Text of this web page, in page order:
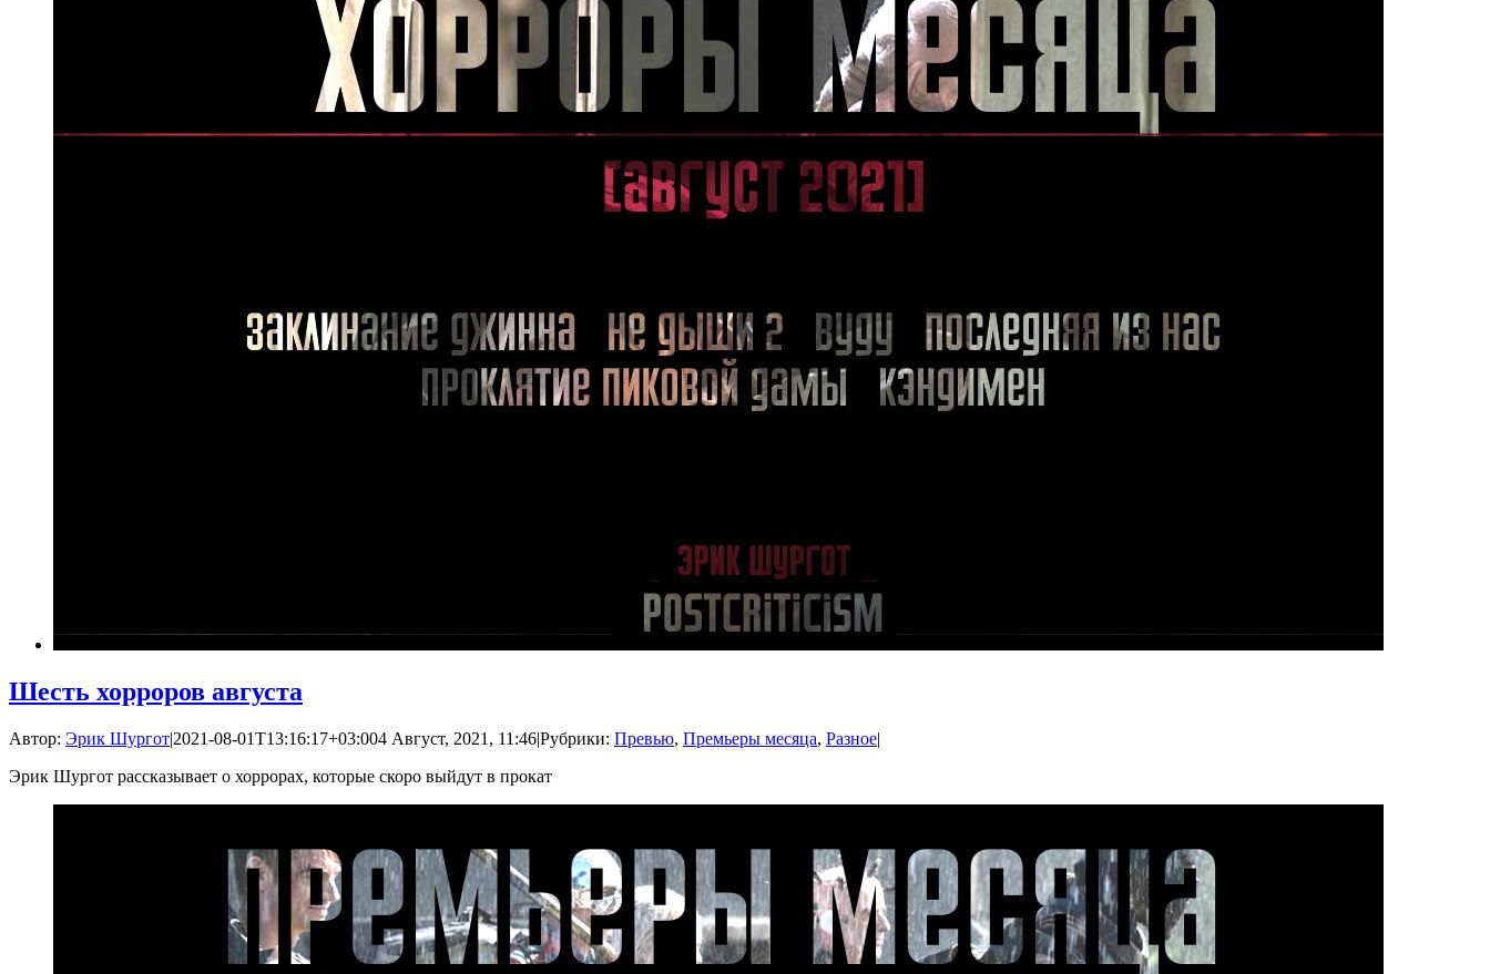
Шесть хорроров августа
Автор: Эрик Шургот|2021-08-01T13:16:17+03:004 Август, 2021, 11:46|Рубрики: Превью, Премьеры месяца, Разное|
Эрик Шургот рассказывает о хоррорах, которые скоро выйдут в прокат